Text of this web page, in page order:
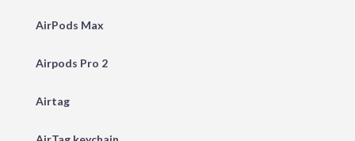
AirPods Max
Airpods Pro 2
Airtag